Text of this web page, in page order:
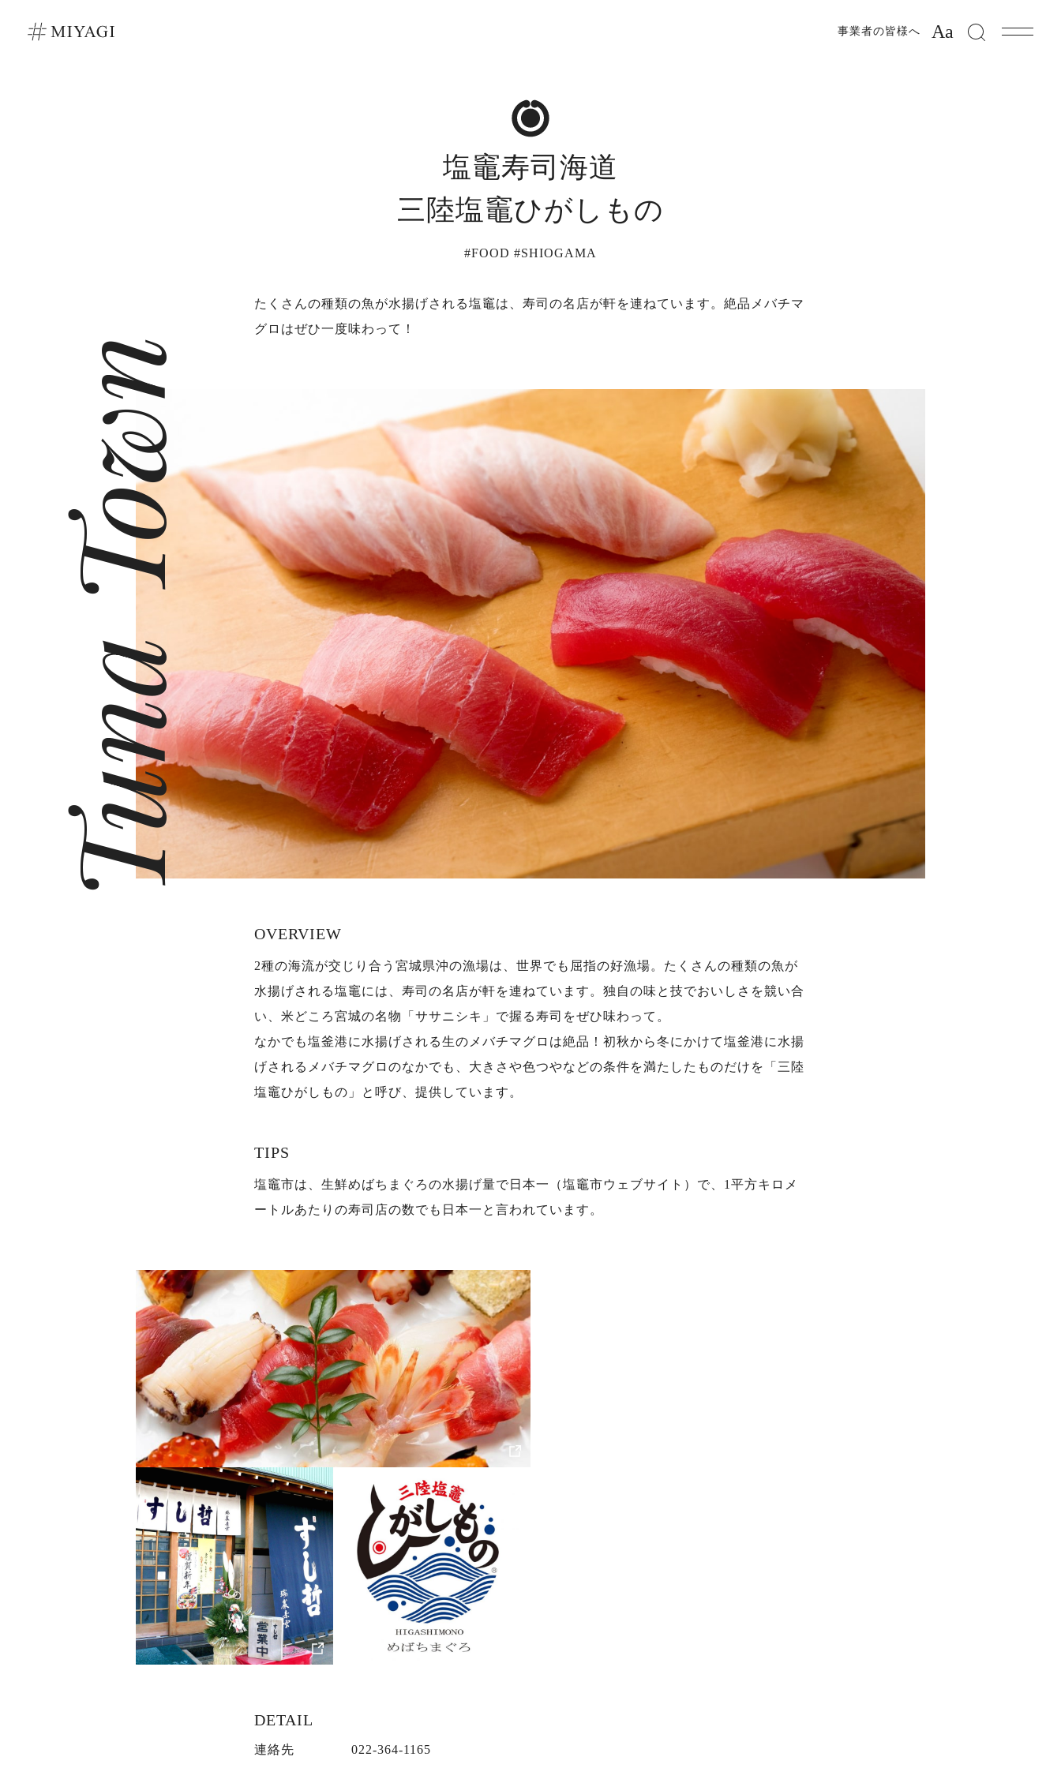
Aa
事業者の皆様へ
塩竈寿司海道
三陸塩竈ひがしもの
#FOOD #SHIOGAMA
たくさんの種類の魚が水揚げされる塩竈は、寿司の名店が軒を連ねています。絶品メバチマ
グロはぜひ一度味わって！
Tuna Town
OVERVIEW
2種の海流が交じり合う宮城県沖の漁場は、世界でも屈指の好漁場。たくさんの種類の魚が
水揚げされる塩竈には、寿司の名店が軒を連ねています。独自の味と技でおいしさを競い合
い、米どころ宮城の名物「ササニシキ」で握る寿司をぜひ味わって。
なかでも塩釜港に水揚げされる生のメバチマグロは絶品！初秋から冬にかけて塩釜港に水揚
げされるメバチマグロのなかでも、大きさや色つやなどの条件を満たしたものだけを「三陸
塩竈ひがしもの」と呼び、提供しています。
TIPS
塩竈市は、生鮮めばちまぐろの水揚げ量で日本一（塩竈市ウェブサイト）で、1平方キロメ
ートルあたりの寿司店の数でも日本一と言われています。
DETAIL
連絡先 022-364-1165